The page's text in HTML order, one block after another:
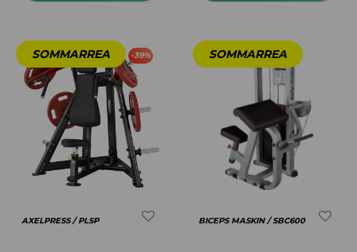
-39%
AXELPRESS / PLSP BICEPS MASKIN / SBC600